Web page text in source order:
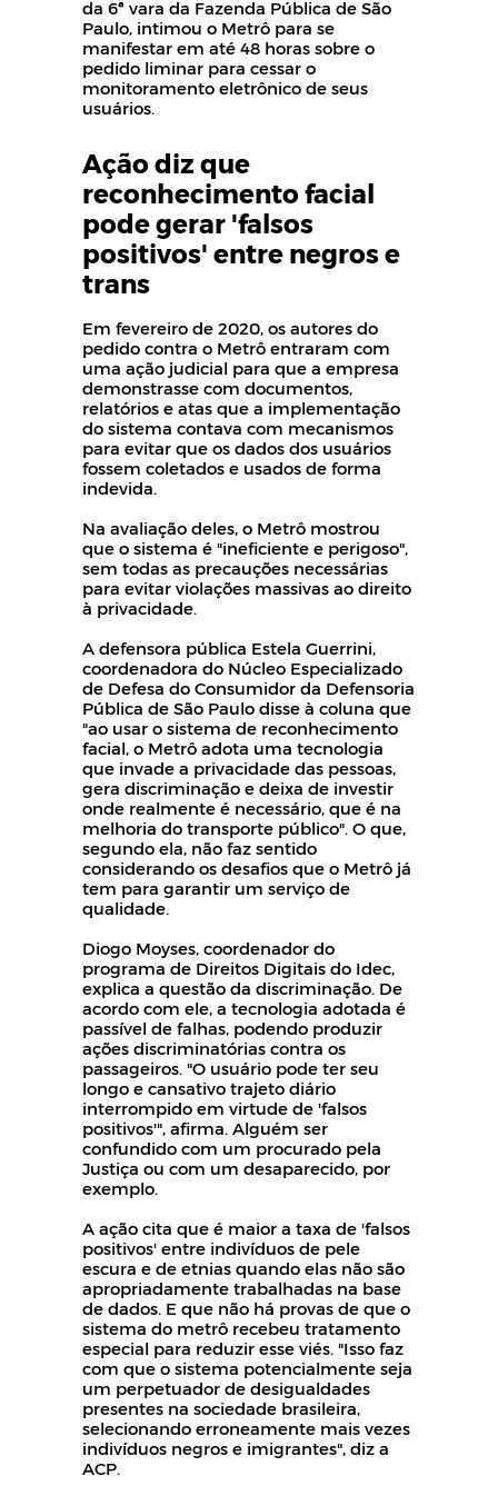
da 6ª vara da Fazenda Pública de São
Paulo, intimou o Metrô para se
manifestar em até 48 horas sobre o
pedido liminar para cessar o
monitoramento eletrônico de seus
usuários.
Ação diz que
reconhecimento facial
pode gerar 'falsos
positivos' entre negros e
trans
Em fevereiro de 2020, os autores do
pedido contra o Metrô entraram com
uma ação judicial para que a empresa
demonstrasse com documentos,
relatórios e atas que a implementação
do sistema contava com mecanismos
para evitar que os dados dos usuários
fossem coletados e usados de forma
indevida.
Na avaliação deles, o Metrô mostrou
que o sistema é "ineficiente e perigoso",
sem todas as precauções necessárias
para evitar violações massivas ao direito
à privacidade.
A defensora pública Estela Guerrini,
coordenadora do Núcleo Especializado
de Defesa do Consumidor da Defensoria
Pública de São Paulo disse à coluna que
"ao usar o sistema de reconhecimento
facial, o Metrô adota uma tecnologia
que invade a privacidade das pessoas,
gera discriminação e deixa de investir
onde realmente é necessário, que é na
melhoria do transporte público". O que,
segundo ela, não faz sentido
considerando os desafios que o Metrô já
tem para garantir um serviço de
qualidade.
Diogo Moyses, coordenador do
programa de Direitos Digitais do Idec,
explica a questão da discriminação. De
acordo com ele, a tecnologia adotada é
passível de falhas, podendo produzir
ações discriminatórias contra os
passageiros. "O usuário pode ter seu
longo e cansativo trajeto diário
interrompido em virtude de 'falsos
positivos'", afirma. Alguém ser
confundido com um procurado pela
Justiça ou com um desaparecido, por
exemplo.
A ação cita que é maior a taxa de 'falsos
positivos' entre indivíduos de pele
escura e de etnias quando elas não são
apropriadamente trabalhadas na base
de dados. E que não há provas de que o
sistema do metrô recebeu tratamento
especial para reduzir esse viés. "Isso faz
com que o sistema potencialmente seja
um perpetuador de desigualdades
presentes na sociedade brasileira,
selecionando erroneamente mais vezes
indivíduos negros e imigrantes", diz a
ACP.